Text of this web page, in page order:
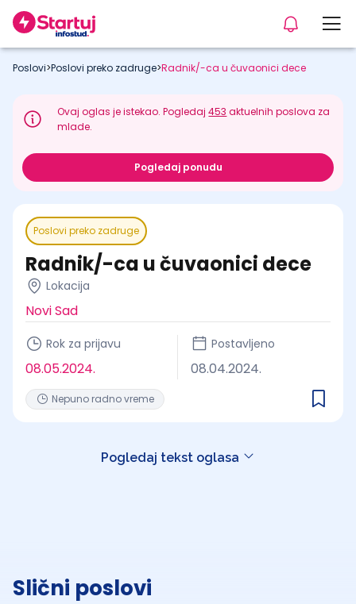
Poslovi>Poslovi preko zadruge>Radnik/-ca u čuvaonici dece
Ovaj oglas je istekao. Pogledaj453 aktuelnih poslova za
mlade.
Pogledaj ponudu
Poslovi preko zadruge
Radnik/-ca u čuvaonici dece
Lokacija
Novi Sad
Rok za prijavu
08.05.2024.
Postavljeno
08.04.2024.
Nepuno radno vreme
Pogledaj tekst oglasa
Slični poslovi